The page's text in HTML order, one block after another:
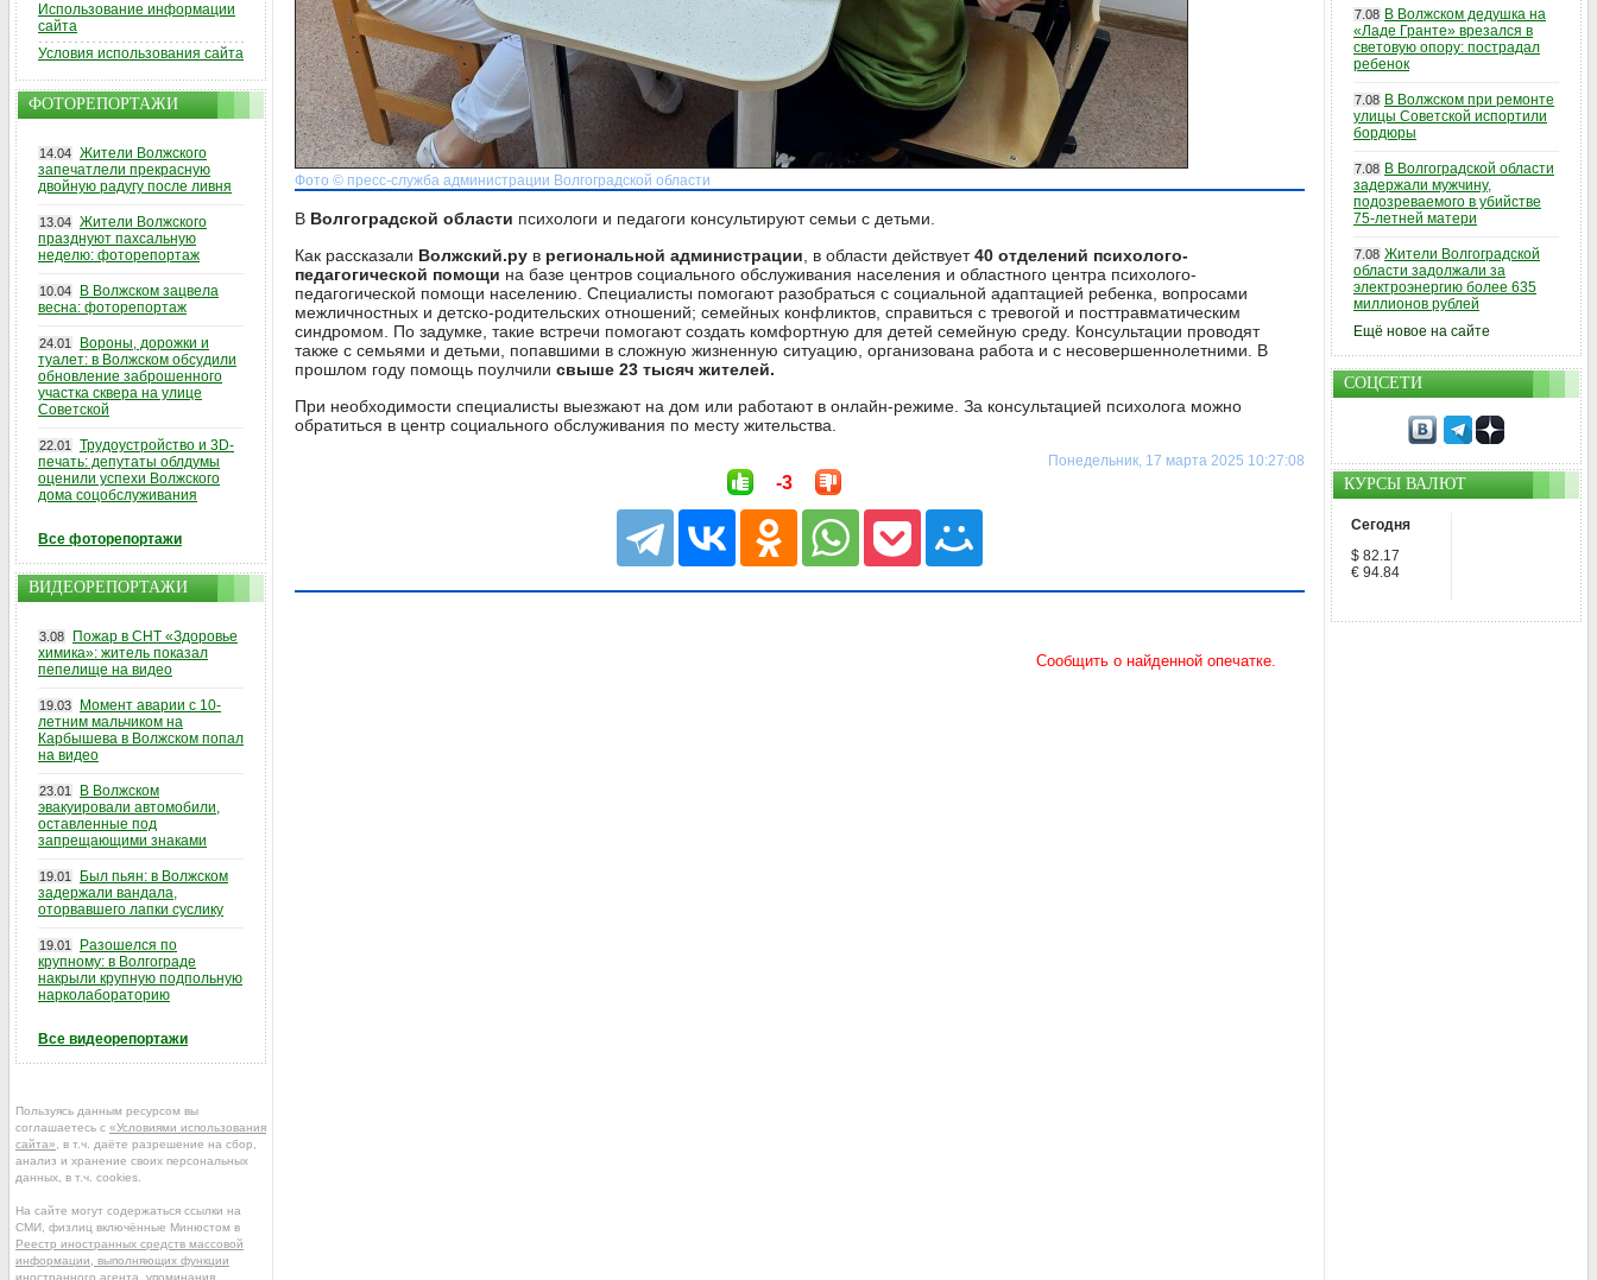
Фото © пресс-служба администрации Волгоградской области
В Волгоградской области психологи и педагоги консультируют семьи с детьми.
Как рассказали Волжский.ру в региональной администрации , в области действует40 отделений психолого-
педагогической помощи на базе центров социального обслуживания населения и областного центра психолого-
педагогической помощи населению. Специалисты помогают разобраться с социальной адаптацией ребенка, вопросами
межличностных и детско-родительских отношений; семейных конфликтов, справиться с тревогой и посттравматическим
синдромом. По задумке, такие встречи помогают создать комфортную для детей семейную среду. Консультации проводят
также с семьями и детьми, попавшими в сложную жизненную ситуацию, организована работа и с несовершеннолетними. В
прошлом году помощь поулчили свыше 23 тысяч жителей.
При необходимости специалисты выезжают на дом или работают в онлайн-режиме. За консультацией психолога можно
обратиться в центр социального обслуживания по месту жительства.
Понедельник, 17 марта 2025 10:27:08
-3
Использование информации
сайта
Условия использования сайта
ФОТОРЕПОРТАЖИ
14.04 Жители Волжского
запечатлели прекрасную
двойную радугу после ливня
13.04 Жители Волжского
празднуют пахсальную
неделю: фоторепортаж
10.04
В Волжском зацвела
весна: фоторепортаж
24.01
Вороны, дорожки и
туалет: в Волжском обсудили
обновление заброшенного
участка сквера на улице
Советской
22.01
Трудоустройство и 3D-
печать: депутаты облдумы
оценили успехи Волжского
дома соцобслуживания
Все фоторепортажи
ВИДЕОРЕПОРТАЖИ
3.08
Пожар в СНТ «Здоровье
химика»: житель показал
пепелище на видео
19.03
Момент аварии с 10-
летним мальчиком на
Карбышева в Волжском попал
на видео
23.01
В Волжском
эвакуировали автомобили,
оставленные под
запрещающими знаками
19.01
Был пьян: в Волжском
задержали вандала,
оторвавшего лапки суслику
19.01
Разошелся по
крупному: в Волгограде
накрыли крупную подпольную
нарколабораторию
Все видеорепортажи
Пользуясь данным ресурсом вы
соглашаетесь с «Условиями использования
сайта» , в т.ч. даёте разрешение на сбор,
анализ и хранение своих персональных
данных, в т.ч. cookies.
На сайте могут содержаться ссылки на
СМИ, физлиц включённые Минюстом в
Реестр иностранных средств массовой
информации, выполняющих функции
иностранного агента , упоминания
7.08 В Волжском дедушка на
«Ладе Гранте» врезался в
световую опору: пострадал
ребенок
7.08 В Волжском при ремонте
улицы Советской испортили
бордюры
7.08 В Волгоградской области
задержали мужчину,
подозреваемого в убийстве
75-летней матери
7.08 Жители Волгоградской
области задолжали за
электроэнергию более 635
миллионов рублей
Ещё новое на сайте
СОЦСЕТИ
КУРСЫ ВАЛЮТ
Сегодня
$ 82.17
€ 94.84